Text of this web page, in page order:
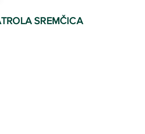
SREMČICA